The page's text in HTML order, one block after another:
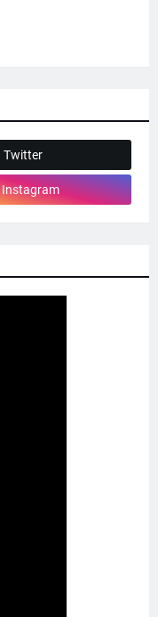
Twitter
Instagram